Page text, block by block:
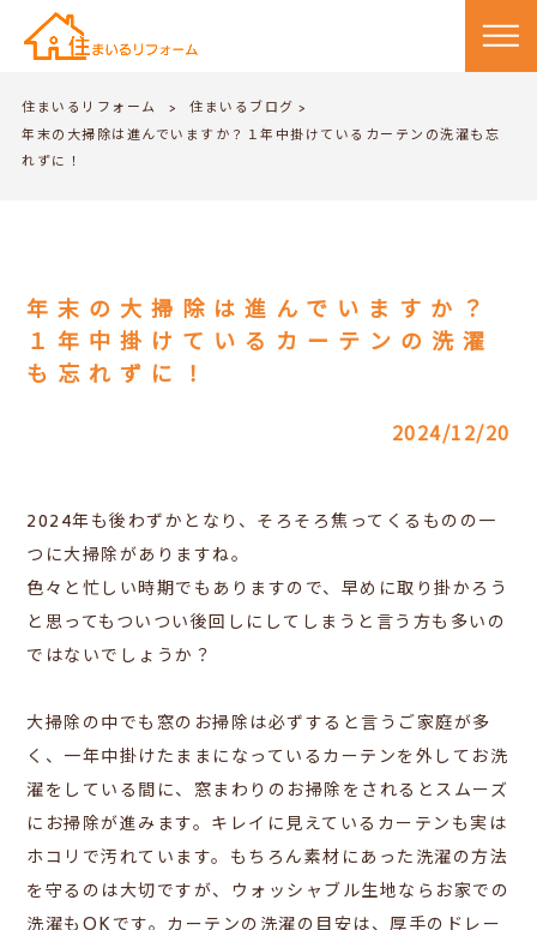
住まいるリフォーム > 住まいるブログ >
年末の大掃除は進んでいますか？１年中掛けているカーテンの洗濯も忘
れずに！
年末の大掃除は進んでいますか？
１年中掛けているカーテンの洗濯
も忘れずに！
2024/12/20
2024年も後わずかとなり、そろそろ焦ってくるものの一
つに大掃除がありますね。
色々と忙しい時期でもありますので、早めに取り掛かろう
と思ってもついつい後回しにしてしまうと言う方も多いの
ではないでしょうか？
大掃除の中でも窓のお掃除は必ずすると言うご家庭が多
く、一年中掛けたままになっているカーテンを外してお洗
濯をしている間に、窓まわりのお掃除をされるとスムーズ
にお掃除が進みます。キレイに見えているカーテンも実は
ホコリで汚れています。もちろん素材にあった洗濯の方法
を守るのは大切ですが、ウォッシャブル生地ならお家での